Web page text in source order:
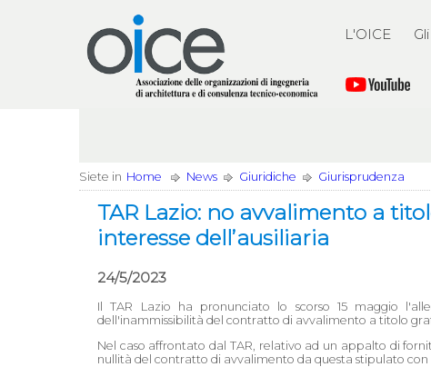
L'OICE
Siete in Home News Giuridiche Giurisprudenza
TAR Lazio: no avvalimento a
interesse dell’ausiliaria
24/5/2023
Il TAR Lazio ha pronunciato lo scorso 15 maggio
dell'inammissibilità del contratto di avvalimento a titolo
Nel caso affrontato dal TAR, relativo ad un appalto di
nullità del contratto di avvalimento da questa stipulato con